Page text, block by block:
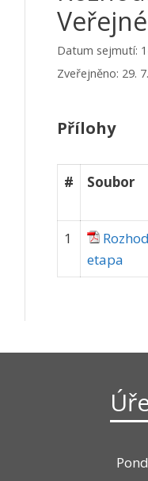
Datum sejmutí:
Zveřejněno: 29.
Přílohy
# Soubor
1
etapa